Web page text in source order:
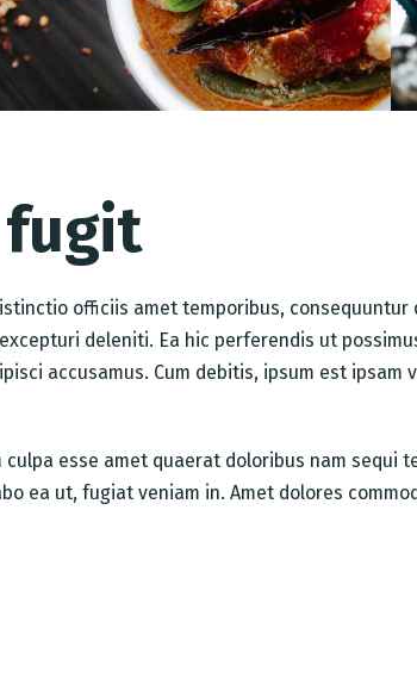
fugit
officiis amet temporibus,
deleniti. Ea hic perferendis ut
accusamus. Cum debitis, ipsum est
esse amet quaerat doloribus nam sequi
ea ut, fugiat veniam in. Amet dolores